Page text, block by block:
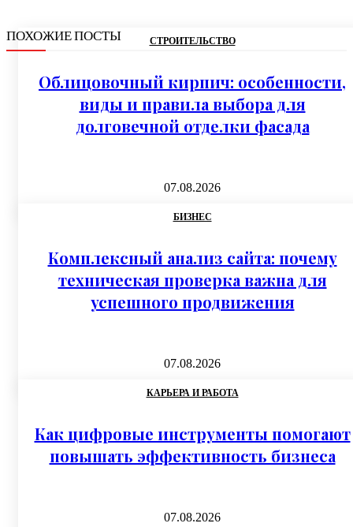
ПОХОЖИЕ ПОСТЫ СТРОИТЕЛЬСТВО
Облицовочный кирпич: особенности,
виды и правила выбора для
долговечной отделки фасада
07.08.2026
БИЗНЕС
Комплексный анализ сайта: почему
техническая проверка важна для
успешного продвижения
07.08.2026
КАРЬЕРА И РАБОТА
Как цифровые инструменты помогают
повышать эффективность бизнеса
07.08.2026